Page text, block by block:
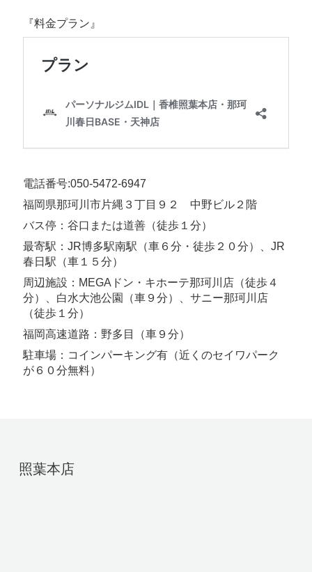
『料金プラン』
電話番号:050-5472-6947
福岡県那珂川市片縄３丁目９２ 中野ビル２階
バス停：谷口または道善（徒歩１分）
最寄駅：JR博多駅南駅（車６分・徒歩２０分）、JR
春日駅（車１５分）
周辺施設：MEGAドン・キホーテ那珂川店（徒歩４
分）、白水大池公園（車９分）、サニー那珂川店
（徒歩１分）
福岡高速道路：野多目（車９分）
駐車場：コインパーキング有（近くのセイワパーク
が６０分無料）
照葉本店